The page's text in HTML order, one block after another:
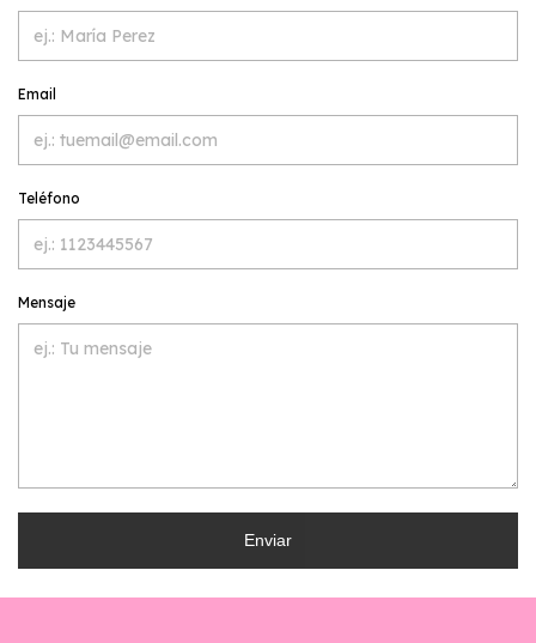
Email
Teléfono
Mensaje
Enviar